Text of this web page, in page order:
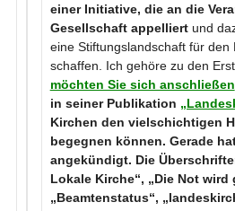
einer Initiative, die an die
Gesellschaft appelliertund
eine Stiftungslandschaft für den
schaffen. Ich gehöre zu den
möchten Sie sich anschließen
in seiner Publikation
Kirchen den vielschichtigen
begegnen können. Gerade
angekündigt. Die
Lokale Kirche“, „Die Not wird
„Beamtenstatus“,